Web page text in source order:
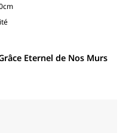
Eternel de Nos Murs